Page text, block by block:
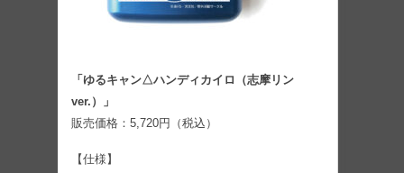
「ゆるキャン△ハンディカイロ（志摩リン
ver.）」
販売価格：5,720円（税込）
【仕様】